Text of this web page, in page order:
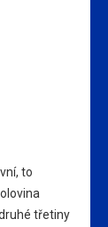
to
třetiny